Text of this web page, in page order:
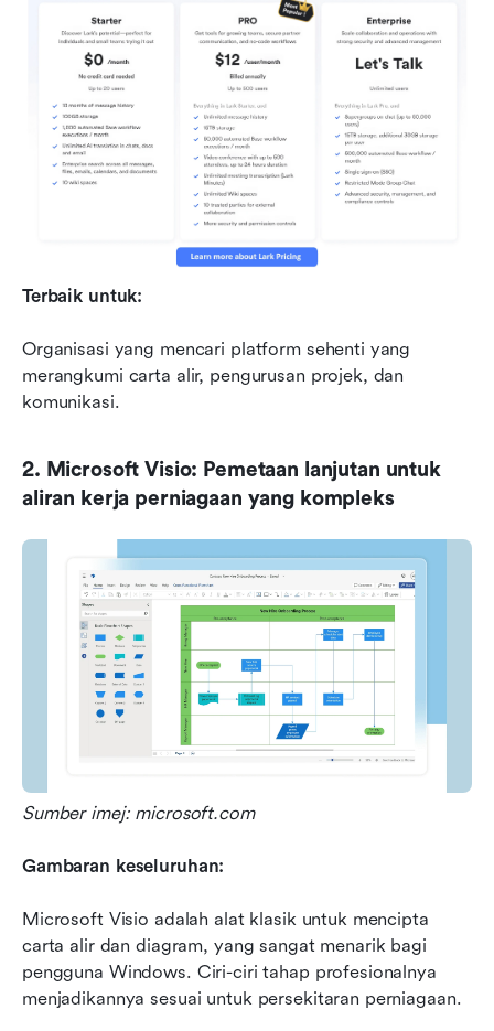
Terbaik untuk:
Organisasi yang mencari platform sehenti yang
merangkumi carta alir, pengurusan projek, dan
komunikasi.
2. Microsoft Visio: Pemetaan lanjutan untuk
aliran kerja perniagaan yang kompleks
Sumber imej: microsoft.com
Gambaran keseluruhan:
Microsoft Visio adalah alat klasik untuk mencipta
carta alir dan diagram, yang sangat menarik bagi
pengguna Windows. Ciri-ciri tahap profesionalnya
menjadikannya sesuai untuk persekitaran perniagaan.